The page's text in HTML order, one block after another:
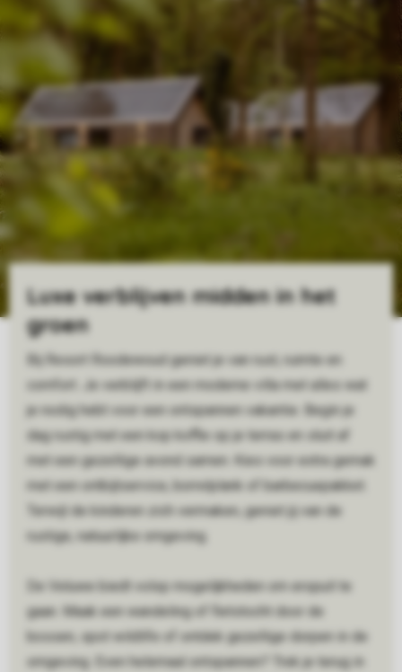
Luxe verblijven midden in het
groen
Bij Resort Roodewoud geniet je van rust, ruimte en
comfort. Je verblijft in een moderne villa met alles wat
je nodig hebt voor een ontspannen vakantie. Begin je
dag rustig met een kop koffie op je terras en sluit af
met een gezellige avond samen. Kies voor extra gemak
met een ontbijtservice, borrelplank of barbecuepakket.
Terwijl de kinderen zich vermaken, geniet jij van de
rustige, natuurlijke omgeving.
De Veluwe biedt volop mogelijkheden om eropuit te
gaan. Maak een wandeling of fietstocht door de
bossen, spot wildlife of ontdek gezellige dorpen in de
omgeving. Even helemaal ontspannen? Trek je terug in